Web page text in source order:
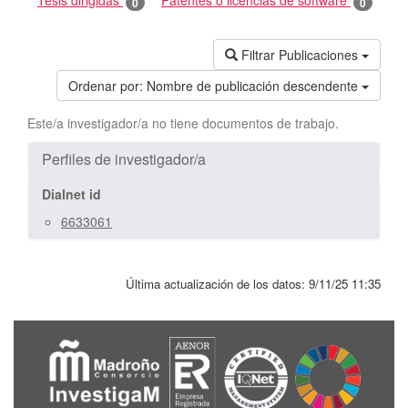
Filtrar Publicaciones
Ordenar por: Nombre de publicación descendente
Este/a investigador/a no tiene documentos de trabajo.
Perfiles de investigador/a
Dialnet id
6633061
Última actualización de los datos: 9/11/25 11:35